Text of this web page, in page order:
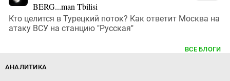
BERG...man Tbilisi
Кто целится в Турецкий поток? Как ответит Москва на
атаку ВСУ на станцию "Русская"
ВСЕ БЛОГИ
АНАЛИТИКА